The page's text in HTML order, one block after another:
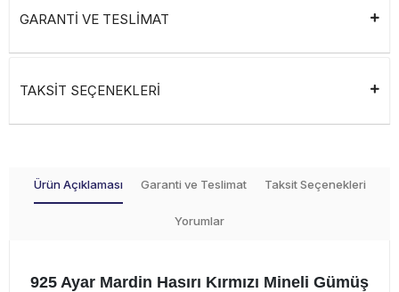
GARANTİ VE TESLİMAT
TAKSİT SEÇENEKLERİ
Ürün Açıklaması Garanti ve Teslimat Taksit Seçenekleri
Yorumlar
925 Ayar Mardin Hasırı Kırmızı Mineli Gümüş